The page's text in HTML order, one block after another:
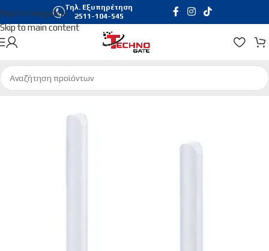
Skip to navigation
Skip to main content
Τηλ. Εξυπηρέτηση
2511-104-545
Αρχική σελίδα/Δικτυακά/Κεραίες WiFi | Bluetooth